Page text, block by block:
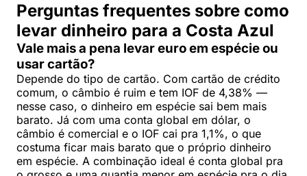
Perguntas frequentes sobre como
levar dinheiro para a Costa Azul
Vale mais a pena levar euro em espécie ou
usar cartão?
Depende do tipo de cartão. Com cartão de crédito
comum, o câmbio é ruim e tem IOF de 4,38% —
nesse caso, o dinheiro em espécie sai bem mais
barato. Já com uma conta global em dólar, o
câmbio é comercial e o IOF cai pra 1,1%, o que
costuma ficar mais barato que o próprio dinheiro
em espécie. A combinação ideal é conta global pra